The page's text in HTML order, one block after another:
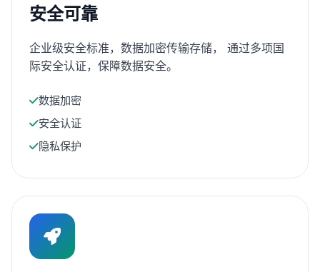
安全可靠
企业级安全标准，数据加密传输存储， 通过多项国
际安全认证，保障数据安全。
数据加密
安全认证
隐私保护